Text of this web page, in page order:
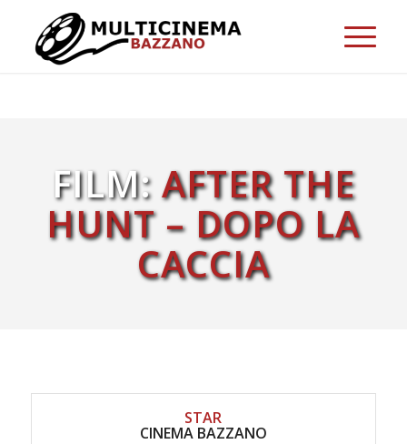
FILM: AFTER THE
HUNT – DOPO LA
CACCIA
STAR
CINEMA BAZZANO